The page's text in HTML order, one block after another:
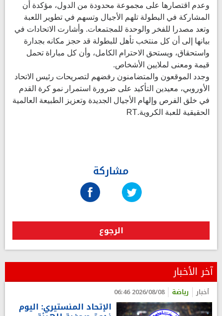
وعدم اقتصارها على مجموعة محدودة من الدول، مؤكدة أن
المشاركة في البطولة تلهم الأجيال وتسهم في تطوير اللعبة
وتعد مصدرا للفخر والوحدة للمجتمعات. وأشارت الاتحادات في
بيانها إلى أن كل منتخب تأهل للبطولة قد حجز مكانه بجدارة
واستحقاق، ويستحق الاحترام الكامل، وأن كل مباراة تحمل
قيمة ومعنى لملايين الأشخاص.
وجدد الموقعون والمتضامنون رفضهم لتصريحات رئيس الاتحاد
الأوروبي، معيدين التأكيد على ضرورة استمرار نمو كرة القدم
في خلق الفرص وإلهام الأجيال الجديدة وتعزيز الطبيعة العالمية
الحقيقية للعبة الكروية.RT
مشاركة
الرجوع
آخر الأخبار
أخبار رياضة 2026/08/08 06:46
الإتحاد المنستيري: اليوم